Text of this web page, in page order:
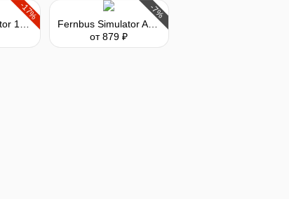
-17% -7%
от 879 ₽